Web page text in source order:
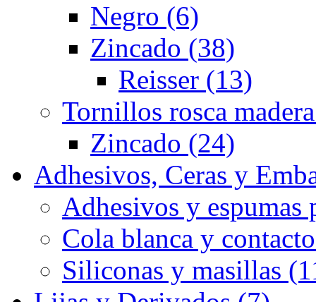
Negro (6)
Zincado (38)
Reisser (13)
Tornillos rosca
Zincado (24)
Adhesivos, Ceras y
Adhesivos y
Cola blanca y
Siliconas y masillas